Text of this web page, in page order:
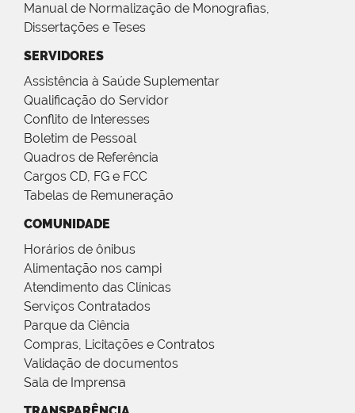
Manual de Normalização de Monografias,
Dissertações e Teses
SERVIDORES
Assistência à Saúde Suplementar
Qualificação do Servidor
Conflito de Interesses
Boletim de Pessoal
Quadros de Referência
Cargos CD, FG e FCC
Tabelas de Remuneração
COMUNIDADE
Horários de ônibus
Alimentação nos campi
Atendimento das Clínicas
Serviços Contratados
Parque da Ciência
Compras, Licitações e Contratos
Validação de documentos
Sala de Imprensa